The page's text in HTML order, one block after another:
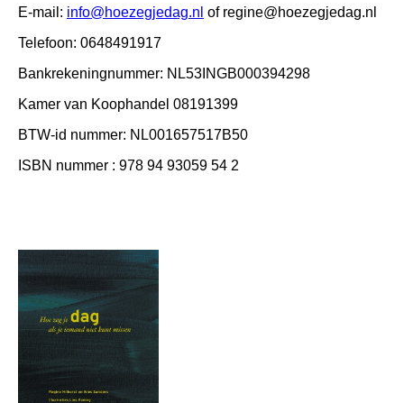
E-mail: info@hoezegjedag.nl of regine@hoezegjedag.nl
Telefoon: 0648491917
Bankrekeningnummer: NL53INGB000394298
Kamer van Koophandel 08191399
BTW-id nummer: NL001657517B50
ISBN nummer : 978 94 93059 54 2